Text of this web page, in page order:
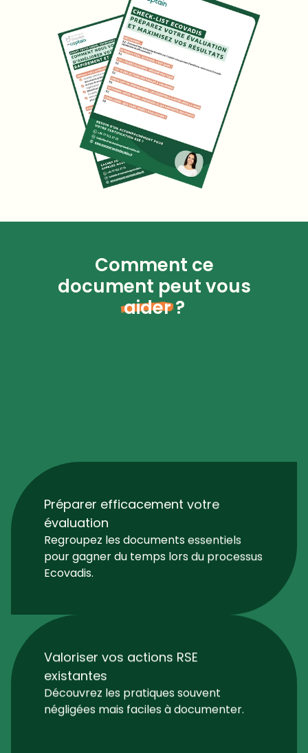
Comment ce
document peut vous
aider?
Ecovadis.
Valoriser vos actions RSE
existantes
Découvrez les pratiques souvent
Maximiser votre score sans efforts
superflus
Priorisez les éléments clés pour un